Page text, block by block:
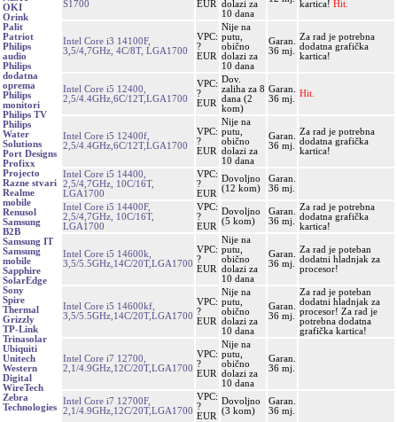
OKI
Orink
Palit
Patriot
Philips
audio
Philips
dodatna
oprema
Philips
monitori
Philips TV
Philips
Water
Solutions
Port Designs
Profixx
Projecto
Razne stvari
Realme
mobile
Renusol
Samsung
B2B
Samsung IT
Samsung
mobile
Sapphire
SolarEdge
Sony
Spire
Thermal
Grizzly
TP-Link
Trinasolar
Ubiquiti
Unitech
Western
Digital
WireTech
Zebra
Technologies
S1700
EUR
dolazi za
10 dana
kartica! Hit.
Intel Core i3 14100F,
3,5/4,7GHz, 4C/8T, LGA1700
VPC:
?
EUR
Nije na
putu,
obično
dolazi za
10 dana
Garan.
36 mj.
Za rad je potrebna
dodatna grafička
kartica!
Intel Core i5 12400,
2,5/4.4GHz,6C/12T,LGA1700
VPC:
?
EUR
Dov.
zaliha za 8
dana (2
kom)
Garan.
36 mj.
Hit.
Intel Core i5 12400f,
2,5/4.4GHz,6C/12T,LGA1700
VPC:
?
EUR
Nije na
putu,
obično
dolazi za
10 dana
Garan.
36 mj.
Za rad je potrebna
dodatna grafička
kartica!
Intel Core i5 14400,
2,5/4,7GHz, 10C/16T,
LGA1700
VPC:
?
EUR
Dovoljno
(12 kom)
Garan.
36 mj.
Intel Core i5 14400F,
2,5/4,7GHz, 10C/16T,
LGA1700
VPC:
?
EUR
Dovoljno
(5 kom)
Garan.
36 mj.
Za rad je potrebna
dodatna grafička
kartica!
Intel Core i5 14600k,
3,5/5.5GHz,14C/20T,LGA1700
VPC:
?
EUR
Nije na
putu,
obično
dolazi za
10 dana
Garan.
36 mj.
Za rad je poteban
dodatni hladnjak za
procesor!
Intel Core i5 14600kf,
3,5/5.5GHz,14C/20T,LGA1700
VPC:
?
EUR
Nije na
putu,
obično
dolazi za
10 dana
Garan.
36 mj.
Za rad je poteban
dodatni hladnjak za
procesor! Za rad je
potrebna dodatna
grafička kartica!
Intel Core i7 12700,
2,1/4.9GHz,12C/20T,LGA1700
VPC:
?
EUR
Nije na
putu,
obično
dolazi za
10 dana
Garan.
36 mj.
Intel Core i7 12700F,
2,1/4.9GHz,12C/20T,LGA1700
VPC:
?
EUR
Dovoljno
(3 kom)
Garan.
36 mj.